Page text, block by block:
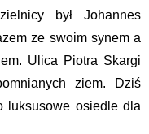
był Johannes
ze swoim synem a
Ulica Piotra Skargi
ziem. Dziś
luksusowe osiedle dla